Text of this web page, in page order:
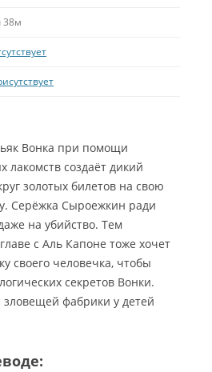
38м
Вонка при помощи
создаёт дикий
золотых билетов на свою
Серёжка Сыроежкин ради
на убийство. Тем
с Аль Капоне тоже хочет
своего человечка, чтобы
секретов Вонки.
фабрики у детей